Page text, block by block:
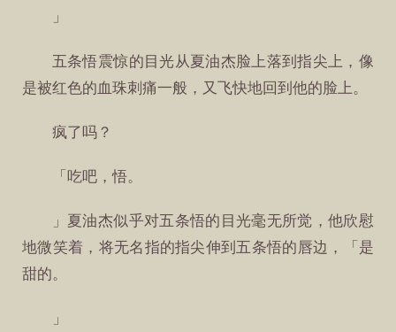
」
五条悟震惊的目光从夏油杰脸上落到指尖上，像
是被红色的血珠刺痛一般，又飞快地回到他的脸上。
疯了吗？
「吃吧，悟。
」夏油杰似乎对五条悟的目光毫无所觉，他欣慰
地微笑着，将无名指的指尖伸到五条悟的唇边，「是
甜的。
」